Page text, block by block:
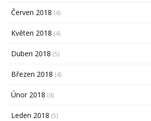
Červen 2018 (4)
Květen 2018 (4)
Duben 2018 (5)
Březen 2018 (4)
Únor 2018 (4)
Leden 2018 (5)